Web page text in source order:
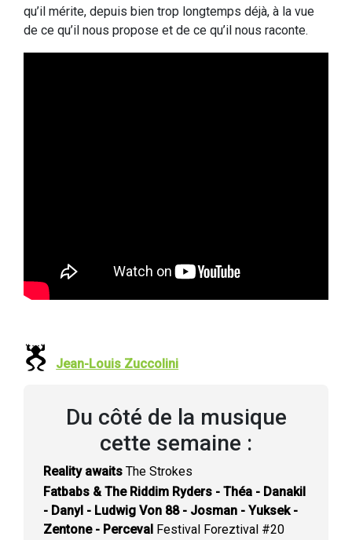
qu’il mérite, depuis bien trop longtemps déjà, à la vue
de ce qu’il nous propose et de ce qu’il nous raconte.
Jean-Louis Zuccolini
Du côté de la musique
cette semaine :
Reality awaits The Strokes
Fatbabs & The Riddim Ryders - Théa - Danakil
- Danyl - Ludwig Von 88 - Josman - Yuksek -
Zentone - Perceval Festival Foreztival #20